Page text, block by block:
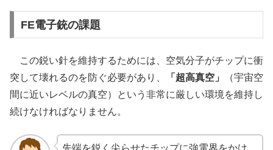
FE電子銃の課題
この鋭い針を維持するためには、空気分子がチップに衝
突して壊れるのを防ぐ必要があり、
「超高真空」
（宇宙空
間に近いレベルの真空）という非常に厳しい環境を維持し
続けなければなりません。
先端を鋭く尖らせたチップに強電界をかけ、